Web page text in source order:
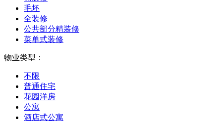
毛坯
全装修
公共部分精装修
菜单式装修
物业类型：
不限
普通住宅
花园洋房
公寓
酒店式公寓